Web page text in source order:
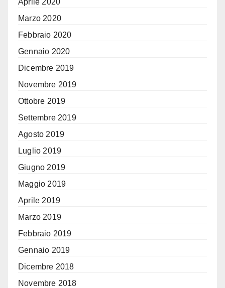
Marzo 2020
Febbraio 2020
Gennaio 2020
Dicembre 2019
Novembre 2019
Ottobre 2019
Settembre 2019
Agosto 2019
Luglio 2019
Giugno 2019
Maggio 2019
Aprile 2019
Marzo 2019
Febbraio 2019
Gennaio 2019
Dicembre 2018
Novembre 2018